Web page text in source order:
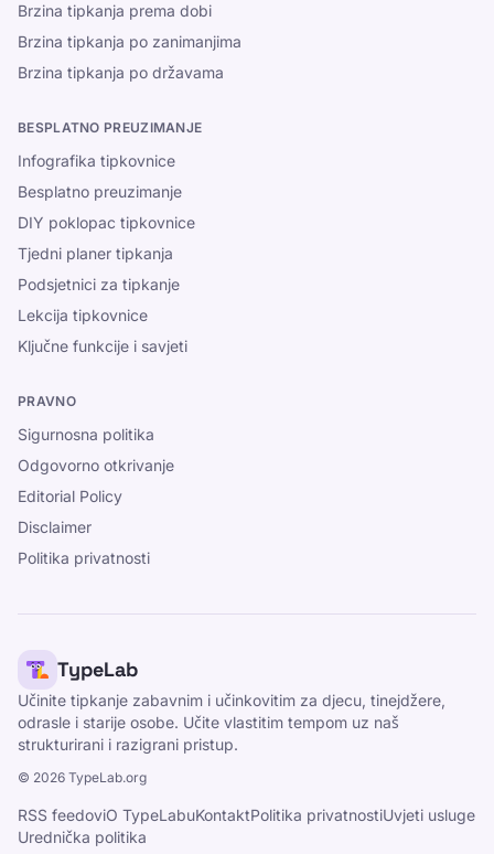
Brzina tipkanja prema dobi
Brzina tipkanja po zanimanjima
Brzina tipkanja po državama
BESPLATNO PREUZIMANJE
Infografika tipkovnice
Besplatno preuzimanje
DIY poklopac tipkovnice
Tjedni planer tipkanja
Podsjetnici za tipkanje
Lekcija tipkovnice
Ključne funkcije i savjeti
PRAVNO
Sigurnosna politika
Odgovorno otkrivanje
Editorial Policy
Disclaimer
Politika privatnosti
TypeLab
Učinite tipkanje zabavnim i učinkovitim za djecu, tinejdžere,
odrasle i starije osobe. Učite vlastitim tempom uz naš
strukturirani i razigrani pristup.
© 2026 TypeLab.org
RSS feedoviO TypeLabuKontaktPolitika privatnostiUvjeti usluge
Urednička politika